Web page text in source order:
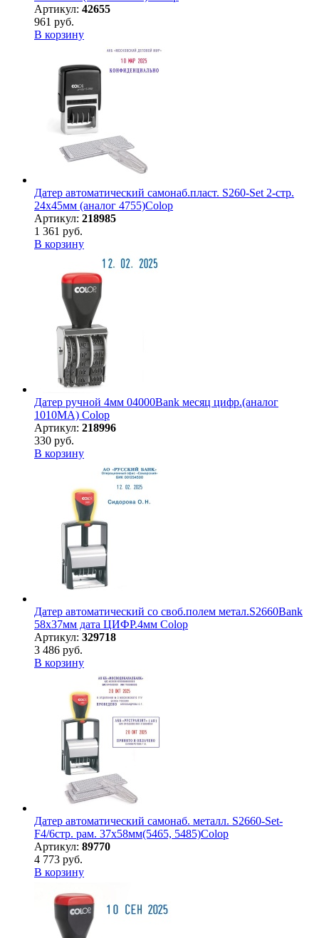
Артикул: 42655
961 руб.
В корзину
Датер автоматический самонаб.пласт. S260-Set 2-стр.
24х45мм (аналог 4755)Colop
Артикул: 218985
1 361 руб.
В корзину
Датер ручной 4мм 04000Bank месяц цифр.(аналог
1010МА) Colop
Артикул: 218996
330 руб.
В корзину
Датер автоматический со своб.полем метал.S2660Bank
58х37мм дата ЦИФР.4мм Colop
Артикул: 329718
3 486 руб.
В корзину
Датер автоматический самонаб. металл. S2660-Set-
F4/6стр. рам. 37х58мм(5465, 5485)Colop
Артикул: 89770
4 773 руб.
В корзину